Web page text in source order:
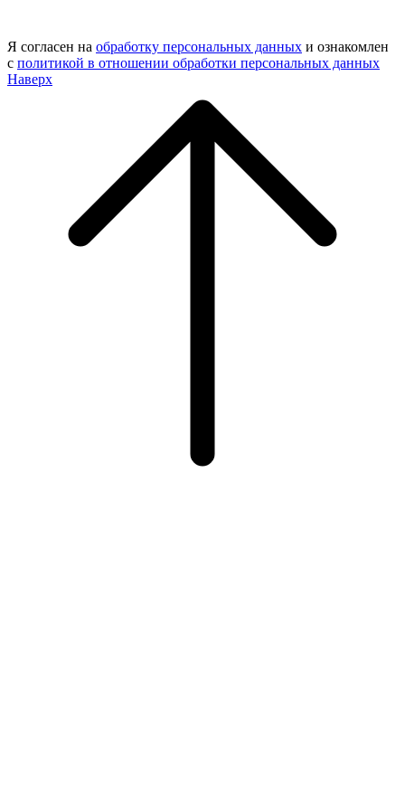
Я согласен на обработку персональных данных и ознакомлен
с политикой в отношении обработки персональных данных
Наверх